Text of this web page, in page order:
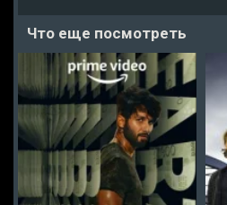
Что еще посмотреть